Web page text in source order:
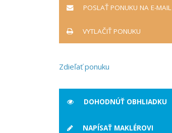
POSLAŤ PONUKU NA E-MAIL
VYTLAČIŤ PONUKU
Zdieľať ponuku
DOHODNÚŤ OBHLIADKU
NAPÍSAŤ MAKLÉROVI